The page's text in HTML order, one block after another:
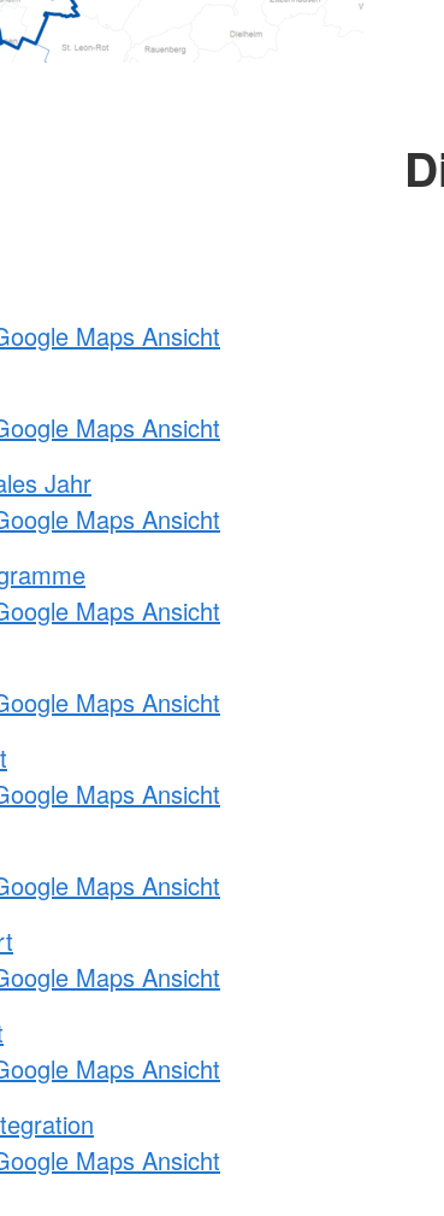
Maps Ansicht
Maps Ansicht
Jahr
Maps Ansicht
Maps Ansicht
Maps Ansicht
Maps Ansicht
Maps Ansicht
Maps Ansicht
Maps Ansicht
Maps Ansicht